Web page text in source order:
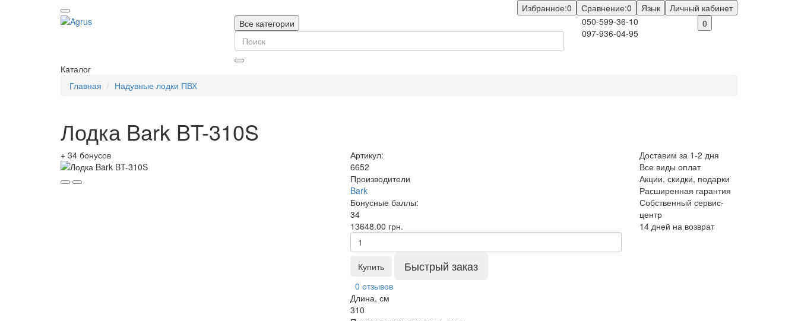
Личный кабинет
Язык
Сравнение:0
Избранное:0
Все категории
050-599-36-10
097-936-04-95
0
Каталог
Главная
Надувные лодки ПВХ
Лодка Bark BT-310S
+ 34 бонусов
Артикул:
6652
Производители
Bark
Бонусные баллы:
34
13648.00 грн.
Купить Быстрый заказ
0 отзывов
Длина, см
310
Доставим за 1-2 дня
Все виды оплат
Акции, скидки, подарки
Расширенная гарантия
Собственный сервис-
центр
14 дней на возврат